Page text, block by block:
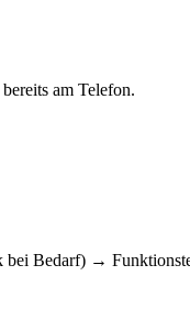
am Telefon.
bei Bedarf) →